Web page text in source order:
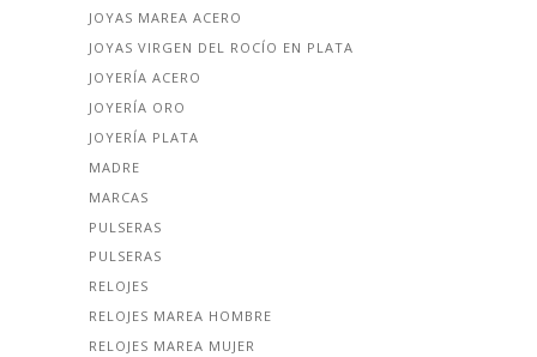
JOYAS MAREA ACERO
JOYAS VIRGEN DEL ROCÍO EN PLATA
JOYERÍA ACERO
JOYERÍA ORO
JOYERÍA PLATA
MADRE
MARCAS
PULSERAS
PULSERAS
RELOJES
RELOJES MAREA HOMBRE
RELOJES MAREA MUJER